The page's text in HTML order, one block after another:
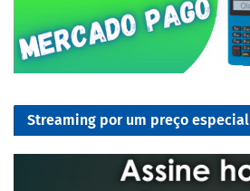
Streaming por um preço especial